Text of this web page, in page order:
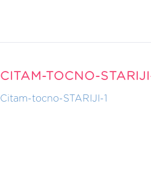
CITAM-TOCNO-
Citam-tocno-STARIJI-1